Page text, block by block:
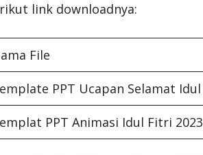
link downloadnya:
File
PPT Ucapan Selamat
PPT Animasi Idul Fitri